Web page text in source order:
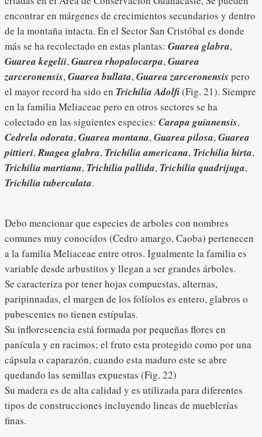
encontrar en márgenes de crecimientos secundarios y dentro
de la montaña intacta. En el Sector San Cristóbal es donde
más se ha recolectado en estas plantas: Guarea glabra,
Guarea kegelii,Guarea rhopalocarpa,Guarea
zarceronensis,Guarea bullata,Guarea zarceronensis pero
el mayor record ha sido en Trichilia Adolfi(Fig. 21). Siempre
en la familia Meliaceae pero en otros sectores se ha
colectado en las siguientes especies: Carapa guianensis,
Cedrela odorata,Guarea montana,Guarea pilosa,Guarea
pittieri,Ruagea glabra, Trichilia americana, Trichilia hirta,
Trichilia martiana, Trichilia pallida, Trichilia quadrijuga,
Trichilia tuberculata.
Debo mencionar que especies de arboles con nombres
comunes muy conocidos (Cedro amargo, Caoba) pertenecen
a la familia Meliaceae entre otros. Igualmente la familia es
variable desde arbustitos y llegan a ser grandes árboles.
Se caracteriza por tener hojas compuestas, alternas,
paripinnadas, el margen de los folíolos es entero, glabros o
pubescentes no tienen estípulas.
Su inflorescencia está formada por pequeñas flores en
panícula y en racimos; el fruto esta protegido como por una
cápsula o caparazón, cuando esta maduro este se abre
quedando las semillas expuestas (Fig. 22)
Su madera es de alta calidad y es utilizada para diferentes
tipos de construcciones incluyendo lineas de mueblerías
finas.